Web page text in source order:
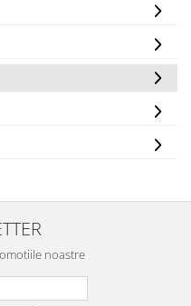
noastre